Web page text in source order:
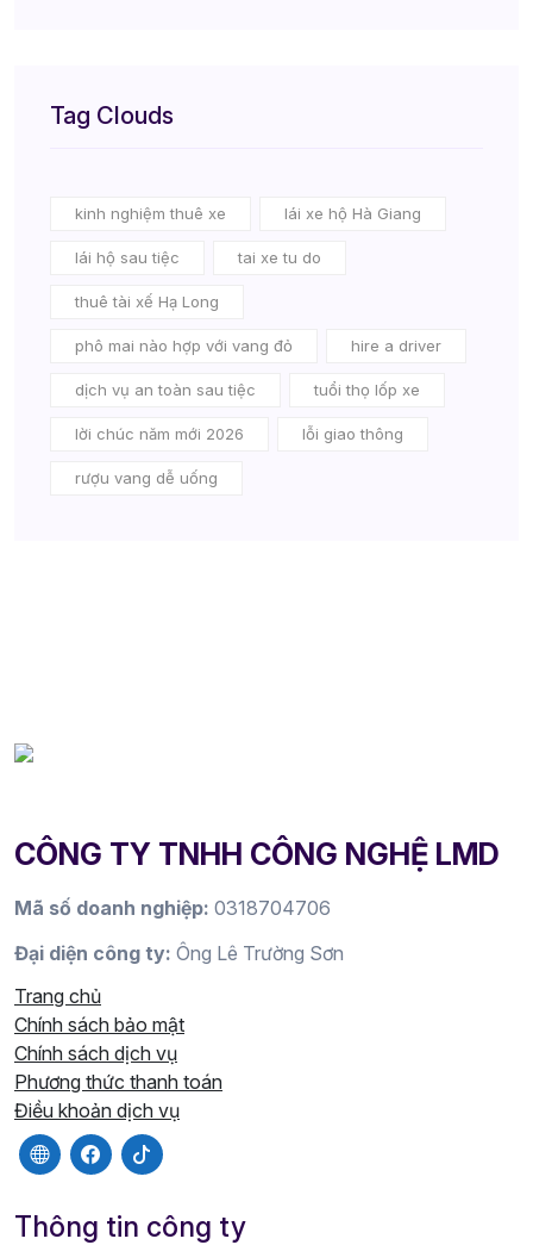
Tag Clouds
kinh nghiệm thuê xe lái xe hộ Hà Giang
lái hộ sau tiệc tai xe tu do
thuê tài xế Hạ Long
phô mai nào hợp với vang đỏ hire a driver
dịch vụ an toàn sau tiệc tuổi thọ lốp xe
lời chúc năm mới 2026 lỗi giao thông
rượu vang dễ uống
CÔNG TY TNHH CÔNG NGHỆ LMD
Mã số doanh nghiệp: 0318704706
Đại diện công ty: Ông Lê Trường Sơn
Trang chủ
Chính sách bảo mật
Chính sách dịch vụ
Phương thức thanh toán
Điều khoản dịch vụ
Thông tin công ty